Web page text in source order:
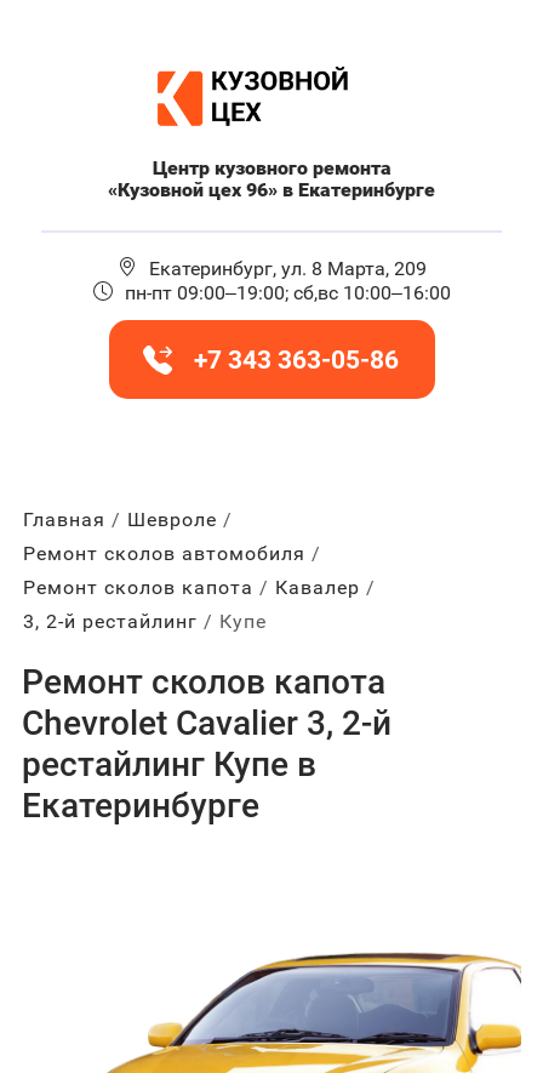
Центр кузовного ремонта
«Кузовной цех 96» в Екатеринбурге
Екатеринбург, ул. 8 Марта, 209
пн-пт 09:00–19:00; сб,вс 10:00–16:00
+7 343 363-05-86
Главная
Шевроле
Ремонт сколов автомобиля
Ремонт сколов капота
Кавалер
3, 2-й рестайлинг
Купе
Ремонт сколов капота
Chevrolet Cavalier 3, 2-й
рестайлинг Купе в
Екатеринбурге